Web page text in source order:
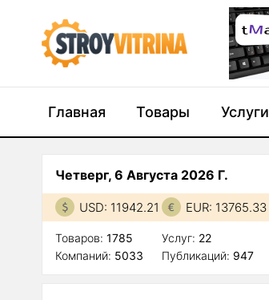
Главная Товары Услуги
Четверг, 6 Августа 2026 Г.
USD: 11942.21 EUR: 13765.33
Товаров: 1785
Компаний: 5033
Услуг: 22
Публикаций: 947